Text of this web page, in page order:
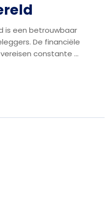
is een betrouwbaar
De financiële
constante ...